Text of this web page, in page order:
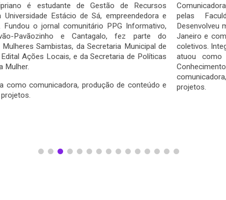
Comunicadora, produtora cultural e graduanda em Jornalismo
pelas Faculdades Integradas Hélio Alonso (FACHA).
Desenvolveu memoráveis projetos de cultura urbana no Rio de
Janeiro e como ativista antirracista com passagem por alguns
coletivos. Integra a AMB - Articulação de Mulheres Brasileiras e
atuou como instrutora tecnológica no Projeto Naves do
Conhecimento, da Prefeitura do Rio. Na REDEH, atuou como
comunicadora, na produção de conteúdo e assistência de
projetos.